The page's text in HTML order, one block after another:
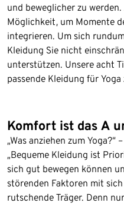
und beweglicher zu
Möglichkeit, um Momente
integrieren. Um sich
Kleidung Sie nicht
unterstützen. Unsere acht
passende Kleidung für Yoga
Komfort ist das A
„Was anziehen zum Yoga?“
„Bequeme Kleidung ist
sich gut bewegen können
störenden Faktoren mit
rutschende Träger. Denn